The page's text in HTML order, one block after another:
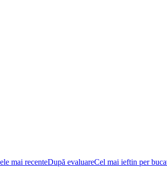
mai recenteDupă evaluareCel mai ieftin per